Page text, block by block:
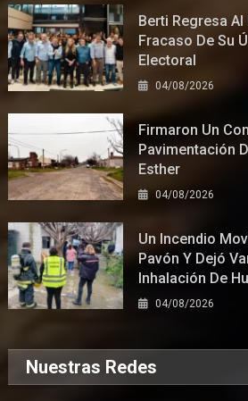
Berti Regresa
Fracaso De Su
Electoral
04/08/2026
Firmaron Un
Pavimentación
Esther
04/08/2026
Un Incendio
Pavón Y Dejó
Inhalación De
04/08/2026
Nuestras Redes